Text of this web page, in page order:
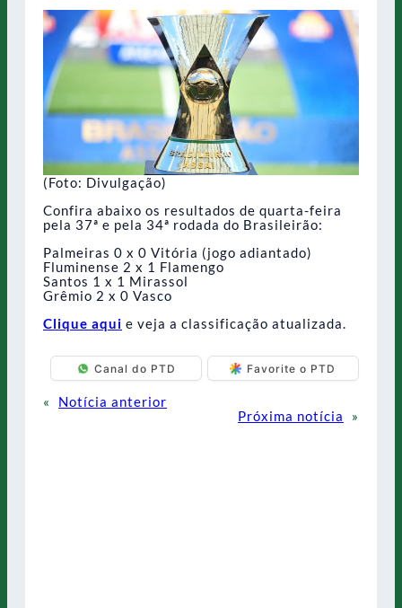
(Foto: Divulgação)
Confira abaixo os resultados de quarta-feira
pela 37ª e pela 34ª rodada do Brasileirão:
Palmeiras 0 x 0 Vitória (jogo adiantado)
Fluminense 2 x 1 Flamengo
Santos 1 x 1 Mirassol
Grêmio 2 x 0 Vasco
Clique aqui e veja a classificação atualizada.
Canal do PTD Favorite o PTD
«
Notícia anterior
Próxima notícia
»